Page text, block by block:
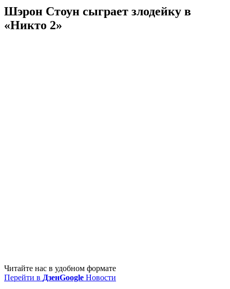
Шэрон Стоун сыграет злодейку в
«Никто 2»
Читайте нас в удобном формате
Перейти в ДзенGoogle Новости